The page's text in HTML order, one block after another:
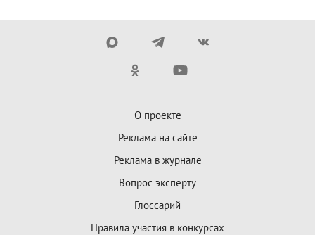
О проекте
Реклама на сайте
Реклама в журнале
Вопрос эксперту
Глоссарий
Правила участия в конкурсах